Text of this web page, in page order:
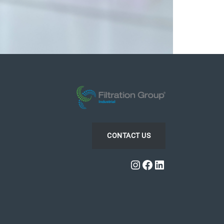
CONTACT US
Instagram
Facebook
LinkedIn